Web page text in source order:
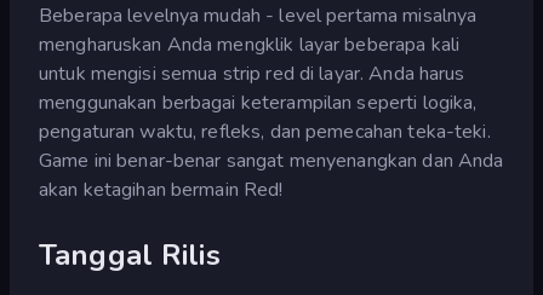
Beberapa levelnya mudah - level pertama misalnya
mengharuskan Anda mengklik layar beberapa kali
untuk mengisi semua strip red di layar. Anda harus
menggunakan berbagai keterampilan seperti logika,
pengaturan waktu, refleks, dan pemecahan teka-teki.
Game ini benar-benar sangat menyenangkan dan Anda
akan ketagihan bermain Red!
Tanggal Rilis